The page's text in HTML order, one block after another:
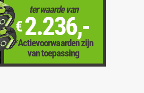
ter waarde van
€2.236,-
*Actievoorwaarden zijn
van toepassing